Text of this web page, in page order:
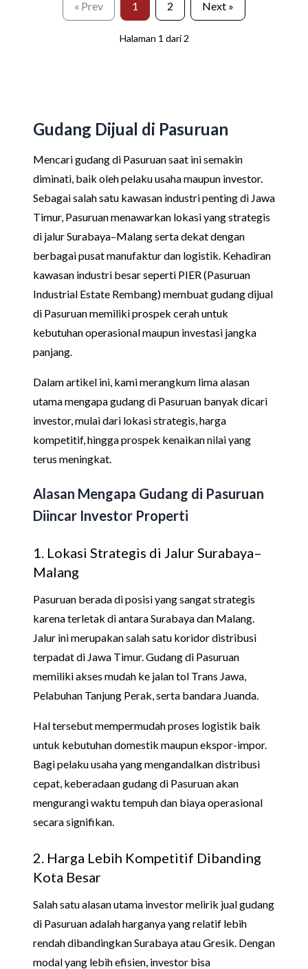
« Prev 1 2 Next »
Halaman 1 dari 2
Gudang Dijual di Pasuruan
Mencari gudang di Pasuruan saat ini semakin
diminati, baik oleh pelaku usaha maupun investor.
Sebagai salah satu kawasan industri penting di Jawa
Timur, Pasuruan menawarkan lokasi yang strategis
di jalur Surabaya–Malang serta dekat dengan
berbagai pusat manufaktur dan logistik. Kehadiran
kawasan industri besar seperti PIER (Pasuruan
Industrial Estate Rembang) membuat gudang dijual
di Pasuruan memiliki prospek cerah untuk
kebutuhan operasional maupun investasi jangka
panjang.
Dalam artikel ini, kami merangkum lima alasan
utama mengapa gudang di Pasuruan banyak dicari
investor, mulai dari lokasi strategis, harga
kompetitif, hingga prospek kenaikan nilai yang
terus meningkat.
Alasan Mengapa Gudang di Pasuruan
Diincar Investor Properti
1. Lokasi Strategis di Jalur Surabaya–
Malang
Pasuruan berada di posisi yang sangat strategis
karena terletak di antara Surabaya dan Malang.
Jalur ini merupakan salah satu koridor distribusi
terpadat di Jawa Timur. Gudang di Pasuruan
memiliki akses mudah ke jalan tol Trans Jawa,
Pelabuhan Tanjung Perak, serta bandara Juanda.
Hal tersebut mempermudah proses logistik baik
untuk kebutuhan domestik maupun ekspor-impor.
Bagi pelaku usaha yang mengandalkan distribusi
cepat, keberadaan gudang di Pasuruan akan
mengurangi waktu tempuh dan biaya operasional
secara signifikan.
2. Harga Lebih Kompetitif Dibanding
Kota Besar
Salah satu alasan utama investor melirik jual gudang
di Pasuruan adalah harganya yang relatif lebih
rendah dibandingkan Surabaya atau Gresik. Dengan
modal yang lebih efisien, investor bisa